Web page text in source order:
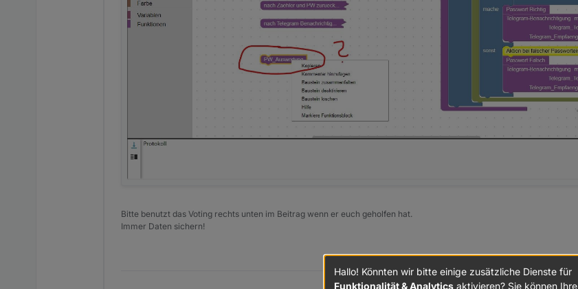
Bitte benutzt das Voting rechts unten im Beitrag wenn er euch geholfen hat.
Immer Daten sichern!
Hallo! Könnten wir bitte einige zusätzliche Dienste für
Funktionalität & Analytics aktivieren? Sie können Ihre